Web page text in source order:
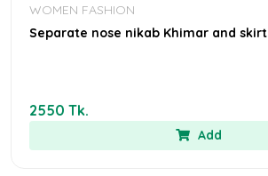
WOMEN FASHION
Separate nose nikab Khimar and skirt
2550 Tk.
Add